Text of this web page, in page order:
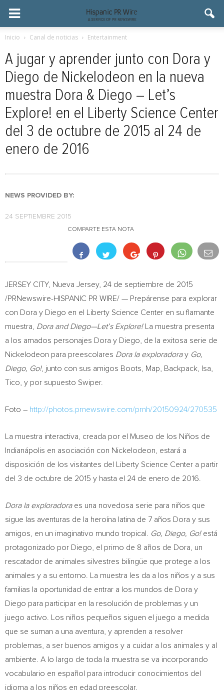
Inicio Canal de noticias Entertainment
A jugar y aprender junto con Dora y
Diego de Nickelodeon en la nueva
muestra Dora & Diego – Let’s
Explore! en el Liberty Science Center
del 3 de octubre de 2015 al 24 de
enero de 2016
NEWS PROVIDED BY:
24 SEPTIEMBRE 2015
COMPARTE ESTA NOTA
JERSEY CITY, Nueva Jersey, 24 de septiembre de 2015
/PRNewswire-HISPANIC PR WIRE/ — Prepárense para explorar
con Dora y Diego en el Liberty Science Center en su flamante
muestra, Dora and Diego—Let’s Explore!La muestra presenta
a los amados personajes Dora y Diego, de la exitosa serie de
Nickelodeon para preescolares Dora laexploradoray Go,
Diego, Go!, junto con sus amigos Boots, Map, Backpack, Isa,
Tico, y por supuesto Swiper.
Foto – http://photos.prnewswire.com/prnh/20150924/270535
La muestra interactiva, creada por el Museo de los Niños de
Indianápolis en asociación con Nickelodeon, estará a
disposición de los visitantes del Liberty Science Center a partir
del 3 de octubre de 2015 y hasta el 24 de enero de 2016.
Dora laexploradora es una novedosa serie para niños que
sigue las aventuras de la heroína latina de 7 años Dora y sus
amigos, en un imaginativo mundo tropical.
Go, Diego, Go! está
protagonizado por Diego, el primo de 8 años de Dora, un
rescatador de animales silvestres bilingüe que protege a los
animales y a su entorno. La muestra les da a los niños y a sus
familias la oportunidad de entrar a los mundos de Dora y
Diego para participar en la resolución de problemas y un
juego activo. Los niños pequeños siguen el juego a medida
que se suman a una aventura, y aprenden a resolver
problemas, a ser buenos amigos y a cuidar a los animales y al
ambiente. A lo largo de toda la muestra se va incorporando
vocabulario en español para introducir conocimientos del
idioma a los niños en edad preescolar.